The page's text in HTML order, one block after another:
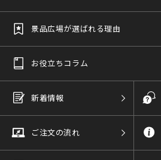
景品広場が選ばれる理由
お役立ちコラム
新着情報
ご注文の流れ